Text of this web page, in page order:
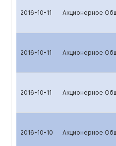
2016-10-11 Акционерное
2016-10-11 Акционерное
2016-10-11 Акционерное
2016-10-10 Акционерное